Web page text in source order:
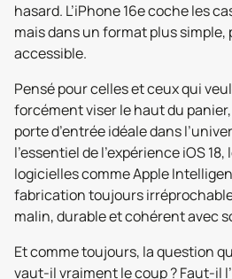
hasard. L’iPhone 16e coche les
mais dans un format plus
accessible.
Pensé pour celles et ceux qui
forcément viser le haut du
porte d’entrée idéale dans
l’essentiel de l’expérience iOS
logicielles comme Apple
fabrication toujours
malin, durable et cohérent avec
Et comme toujours, la question
vaut-il vraiment le coup ? Faut-il